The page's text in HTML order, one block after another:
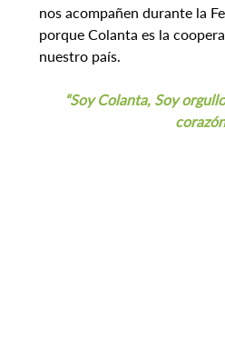
nos acompañen durante la
porque Colanta es la
nuestro país.
“Soy Colanta, Soy